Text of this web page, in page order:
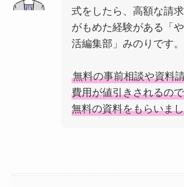
式をしたら、高額な請
がもめた経験がある「
活編集部」みのりです。
無料の事前相談や資料
費用が値引きされるの
無料の資料をもらいま